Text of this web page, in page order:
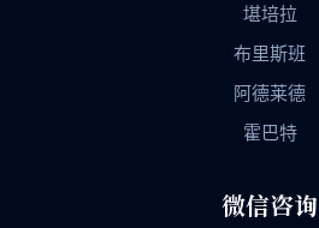
堪培拉
布里斯班
阿德莱德
霍巴特
微信咨询